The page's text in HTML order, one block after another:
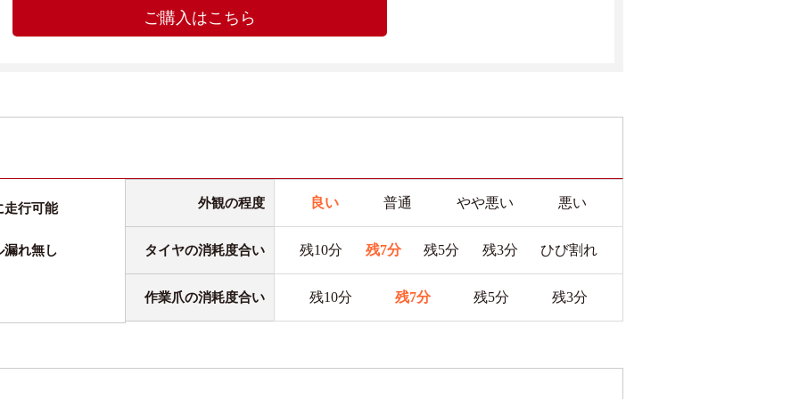
ご購入はこちら
走行可能
漏れ無し
外観の程度 良い 普通 やや悪い 悪い
タイヤの消耗度合い 残10分 残7分 残5分 残3分 ひび割れ
作業爪の消耗度合い 残10分 残7分 残5分 残3分